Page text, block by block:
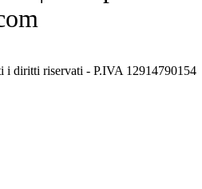
i diritti riservati - P.IVA 12914790154